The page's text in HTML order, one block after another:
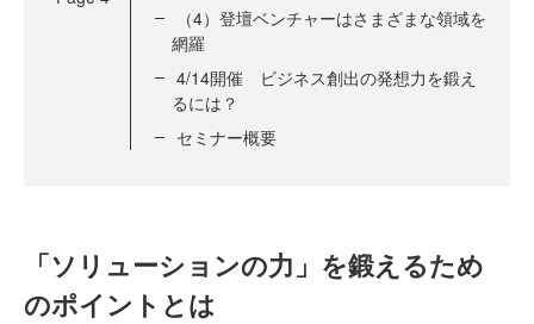
（4）登壇ベンチャーはさまざまな領域を
網羅
4/14開催 ビジネス創出の発想力を鍛え
るには？
セミナー概要
「ソリューションの力」を鍛えるため
のポイントとは